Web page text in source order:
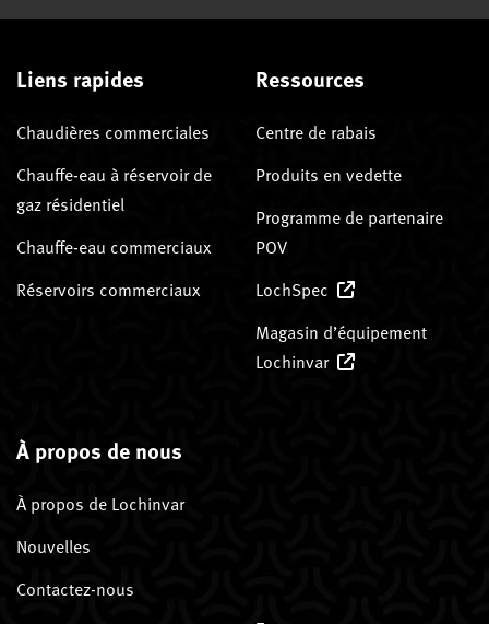
Liens rapides
Chaudières commerciales
Chauffe-eau à réservoir de
gaz résidentiel
Chauffe-eau commerciaux
Réservoirs commerciaux
Ressources
Centre de rabais
Produits en vedette
Programme de partenaire
POV
LochSpec
Magasin d’équipement
Lochinvar
À propos de nous
À propos de Lochinvar
Nouvelles
Contactez-nous